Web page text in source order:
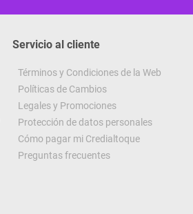
Servicio al cliente
Términos y Condiciones de la Web
Políticas de Cambios
Legales y Promociones
Protección de datos personales
Cómo pagar mi Credialtoque
Preguntas frecuentes